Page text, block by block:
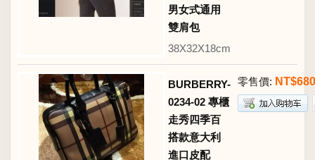
男女式通用
雙肩包
38X32X18cm
BURBERRY-
0234-02 專櫃
走秀四季百
搭款意大利
進口皮配
零售價: